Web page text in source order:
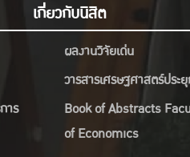
เกี่ยวกับนิสิต
ผลงานวิจัยเด่น
วารสารเศรษฐศาสตร์ประ
าร
Book of Abstracts
of Economics